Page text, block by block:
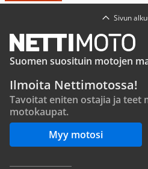
Sivun
Suomen suosituin motojen
Ilmoita Nettimotossa!
Tavoitat eniten ostajia ja teet
motokaupat.
Myy motosi